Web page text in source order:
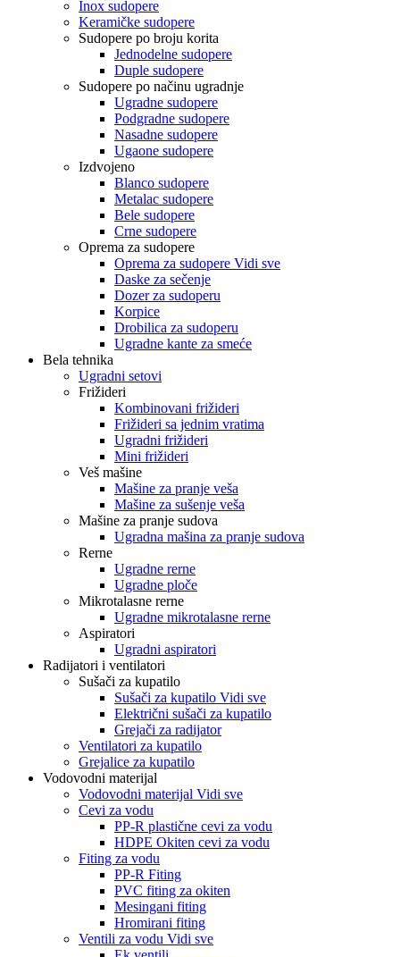
Inox sudopere
Keramičke sudopere
Sudopere po broju korita
Jednodelne sudopere
Duple sudopere
Sudopere po načinu ugradnje
Ugradne sudopere
Podgradne sudopere
Nasadne sudopere
Ugaone sudopere
Izdvojeno
Blanco sudopere
Metalac sudopere
Bele sudopere
Crne sudopere
Oprema za sudopere
Oprema za sudopere Vidi sve
Daske za sečenje
Dozer za sudoperu
Korpice
Drobilica za sudoperu
Ugradne kante za smeće
Bela tehnika
Ugradni setovi
Frižideri
Kombinovani frižideri
Frižideri sa jednim vratima
Ugradni frižideri
Mini frižideri
Veš mašine
Mašine za pranje veša
Mašine za sušenje veša
Mašine za pranje sudova
Ugradna mašina za pranje sudova
Rerne
Ugradne rerne
Ugradne ploče
Mikrotalasne rerne
Ugradne mikrotalasne rerne
Aspiratori
Ugradni aspiratori
Radijatori i ventilatori
Sušači za kupatilo
Sušači za kupatilo Vidi sve
Električni sušači za kupatilo
Grejači za radijator
Ventilatori za kupatilo
Grejalice za kupatilo
Vodovodni materijal
Vodovodni materijal Vidi sve
Cevi za vodu
PP-R plastične cevi za vodu
HDPE Okiten cevi za vodu
Fiting za vodu
PP-R Fiting
PVC fiting za okiten
Mesingani fiting
Hromirani fiting
Ventili za vodu Vidi sve